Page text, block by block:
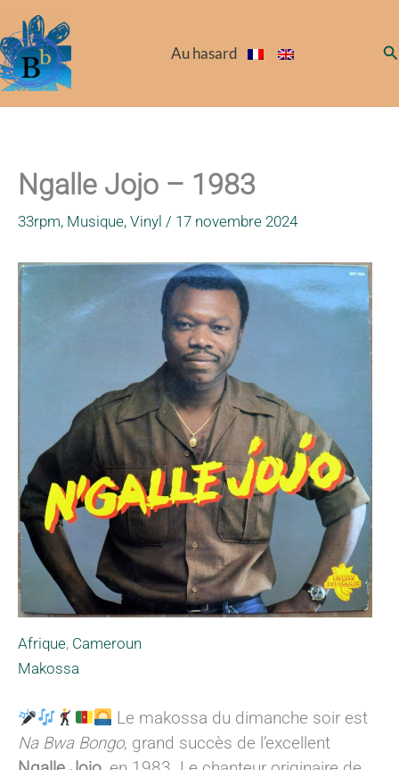
au
contenu
Au hasard
Ngalle Jojo – 1983
33rpm, Musique, Vinyl / 17 novembre 2024
Afrique, Cameroun
Makossa
Le makossa du dimanche soir est
Na Bwa Bongo, grand succès de l’excellent